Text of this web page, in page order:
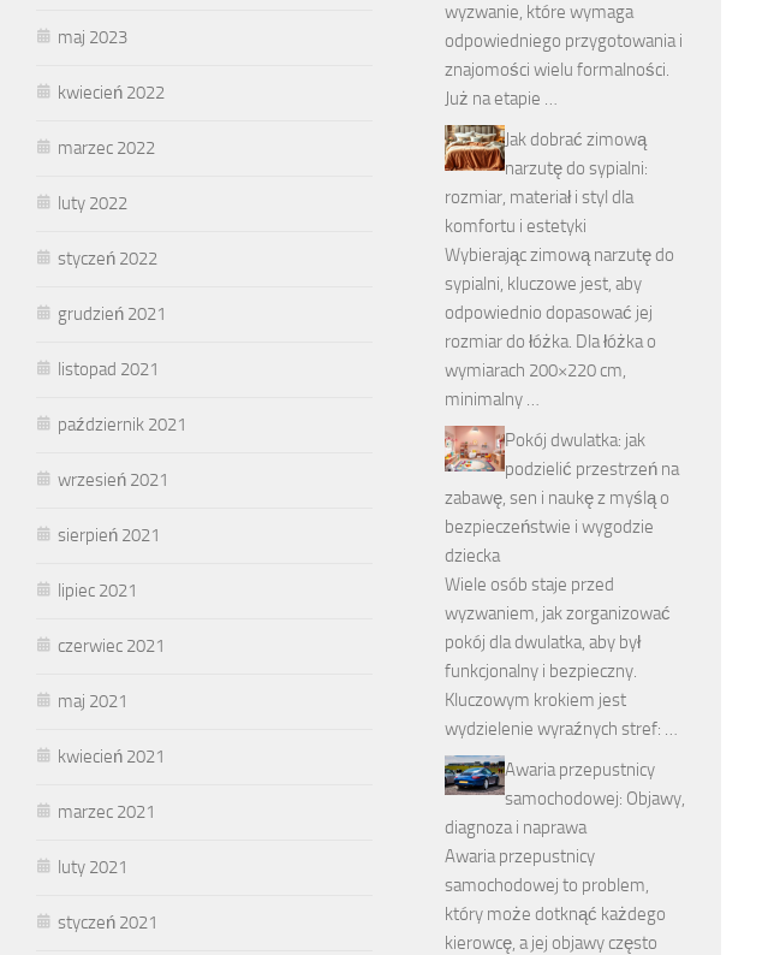
maj 2023
kwiecień 2022
marzec 2022
luty 2022
styczeń 2022
grudzień 2021
listopad 2021
październik 2021
wrzesień 2021
sierpień 2021
lipiec 2021
czerwiec 2021
maj 2021
kwiecień 2021
marzec 2021
luty 2021
styczeń 2021
wyzwanie, które wymaga
odpowiedniego przygotowania i
znajomości wielu formalności.
Już na etapie …
Jak dobrać zimową
narzutę do sypialni:
rozmiar, materiał i styl dla
komfortu i estetyki
Wybierając zimową narzutę do
sypialni, kluczowe jest, aby
odpowiednio dopasować jej
rozmiar do łóżka. Dla łóżka o
wymiarach 200×220 cm,
minimalny …
Pokój dwulatka: jak
podzielić przestrzeń na
zabawę, sen i naukę z myślą o
bezpieczeństwie i wygodzie
dziecka
Wiele osób staje przed
wyzwaniem, jak zorganizować
pokój dla dwulatka, aby był
funkcjonalny i bezpieczny.
Kluczowym krokiem jest
wydzielenie wyraźnych stref: …
Awaria przepustnicy
samochodowej: Objawy,
diagnoza i naprawa
Awaria przepustnicy
samochodowej to problem,
który może dotknąć każdego
kierowcę, a jej objawy często